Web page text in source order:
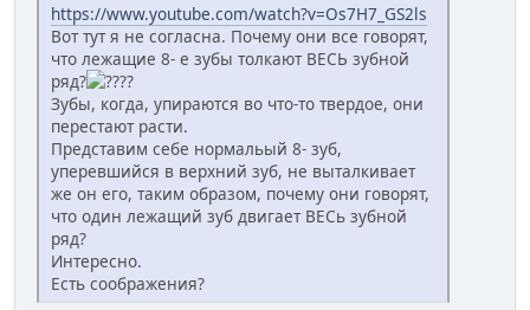
https://www.youtube.com/watch?v=Os7H7_GS2ls
Вот тут я не согласна. Почему они все говорят,
что лежащие 8- е зубы толкают ВЕСЬ зубной
ряд?
?
Зубы, когда, упираются во что-то твердое, они
перестают расти.
Представим себе нормальый 8- зуб,
уперевшийся в верхний зуб, не выталкивает
же он его, таким образом, почему они говорят,
что один лежащий зуб двигает ВЕСь зубной
ряд?
Интересно.
Есть соображения?